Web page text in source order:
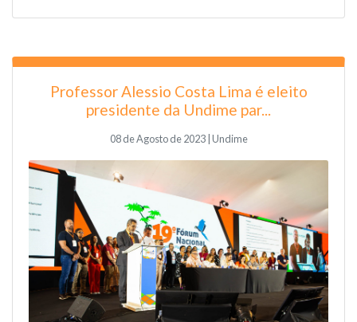
Professor Alessio Costa Lima é eleito
presidente da Undime par...
08 de Agosto de 2023 | Undime